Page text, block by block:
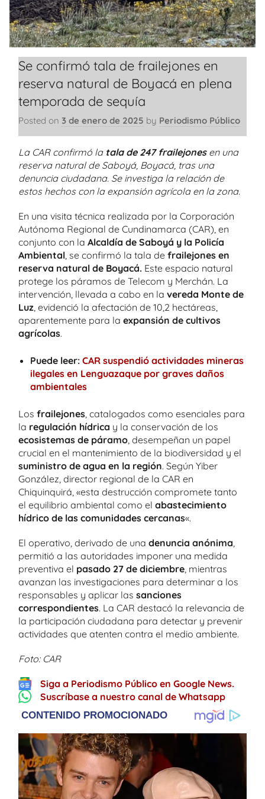
Se confirmó tala de frailejones en
reserva natural de Boyacá en plena
temporada de sequía
Posted on 3 de enero de 2025 by Periodismo Público
La CAR confirmó la tala de 247 frailejonesen una
reserva natural de Saboyá, Boyacá, tras una
denuncia ciudadana. Se investiga la relación de
estos hechos con la expansión agrícola en la zona.
En una visita técnica realizada por la Corporación
Autónoma Regional de Cundinamarca (CAR), en
conjunto con la Alcaldía de Saboyá y la Policía
Ambiental , se confirmó la tala de frailejones en
reserva natural de Boyacá. Este espacio natural
protege los páramos de Telecom y Merchán. La
intervención, llevada a cabo en la vereda Monte de
Luz , evidenció la afectación de 10,2 hectáreas,
aparentemente para la expansión de cultivos
agrícolas.
Puede leer: CAR suspendió actividades mineras
ilegales en Lenguazaque por graves daños
ambientales
Los frailejones , catalogados como esenciales para
la regulación hídrica y la conservación de los
ecosistemas de páramo , desempeñan un papel
crucial en el mantenimiento de la biodiversidad y el
suministro de agua en la región. Según Yiber
González, director regional de la CAR en
Chiquinquirá, «esta destrucción compromete tanto
el equilibrio ambiental como el abastecimiento
hídrico de las comunidades cercanas«.
El operativo, derivado de una denuncia anónima
permitió a las autoridades imponer una medida
preventiva el pasado 27 de diciembre , mientras
avanzan las investigaciones para determinar a los
responsables y aplicar las sanciones
correspondientes. La CAR destacó la relevancia de
la participación ciudadana para detectar y prevenir
actividades que atenten contra el medio ambiente.
Foto: CAR
Siga a Periodismo Público en Google News.
Suscríbase a nuestro canal de Whatsapp